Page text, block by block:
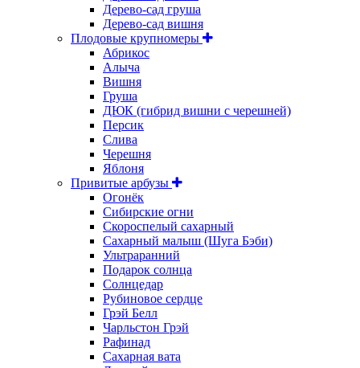
Дерево-сад груша
Дерево-сад вишня
Плодовые крупномеры
Абрикос
Алыча
Вишня
Груша
ДЮК (гибрид вишни с черешней)
Персик
Слива
Черешня
Яблоня
Привитые арбузы
Огонёк
Сибирские огни
Скороспелый сахарный
Сахарный малыш (Шуга Бэби)
Ультраранний
Подарок солнца
Солнцедар
Рубиновое сердце
Грэй Белл
Чарльстон Грэй
Рафинад
Сахарная вата